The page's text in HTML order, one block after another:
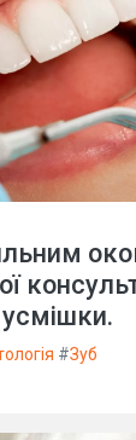
усмішки.
#Зуб